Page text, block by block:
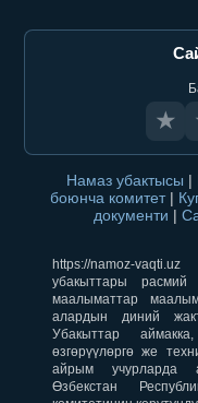
★
Намаз убактысы |
боюнча комитет |
документи |
https://namoz-
убакыттары
маалыматтар
алардын диний
Убакыттар
өзгөрүүлөргө же
айрым учурларда
Өзбекстан